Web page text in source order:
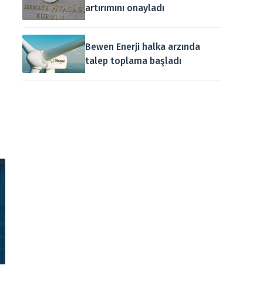
artırımını onayladı
Bewen Enerji halka arzında
talep toplama başladı